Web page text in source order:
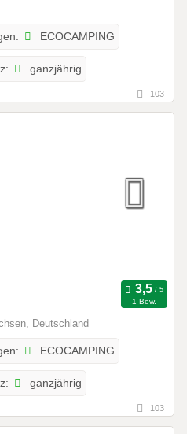
ECOCAMPING
ganzjährig
103
1 Bew.
Deutschland
ECOCAMPING
ganzjährig
103